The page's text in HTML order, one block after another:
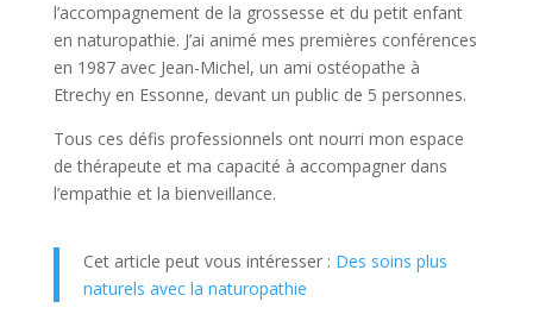
l’accompagnement de la grossesse et du petit enfant
en naturopathie. J’ai animé mes premières conférences
en 1987 avec Jean-Michel, un ami ostéopathe à
Etrechy en Essonne, devant un public de 5 personnes.
Tous ces défis professionnels ont nourri mon espace
de thérapeute et ma capacité à accompagner dans
l’empathie et la bienveillance.
Cet article peut vous intéresser : Des soins plus
naturels avec la naturopathie